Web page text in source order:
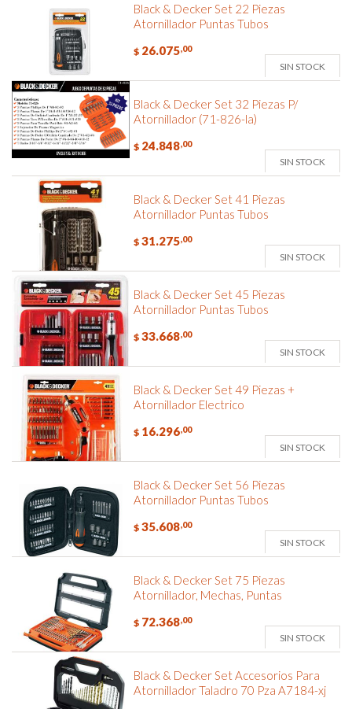
Black & Decker Set 22 Piezas
Atornillador Puntas Tubos
$ 26.075,00
SIN STOCK
Black & Decker Set 32 Piezas P/
Atornillador (71-826-la)
$ 24.848,00
SIN STOCK
Black & Decker Set 41 Piezas
Atornillador Puntas Tubos
$ 31.275,00
SIN STOCK
Black & Decker Set 45 Piezas
Atornillador Puntas Tubos
$ 33.668,00
SIN STOCK
Black & Decker Set 49 Piezas +
Atornillador Electrico
$ 16.296,00
SIN STOCK
Black & Decker Set 56 Piezas
Atornillador Puntas Tubos
$ 35.608,00
SIN STOCK
Black & Decker Set 75 Piezas
Atornillador, Mechas, Puntas
$ 72.368,00
SIN STOCK
Black & Decker Set Accesorios Para
Atornillador Taladro 70 Pza A7184-xj